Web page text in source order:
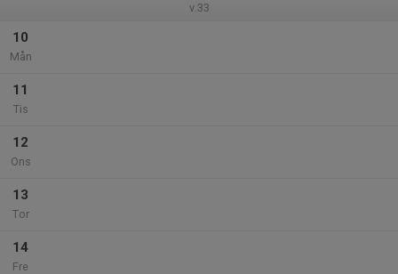
v.33
10
Mån
11
Tis
12
Ons
13
Tor
14
Fre